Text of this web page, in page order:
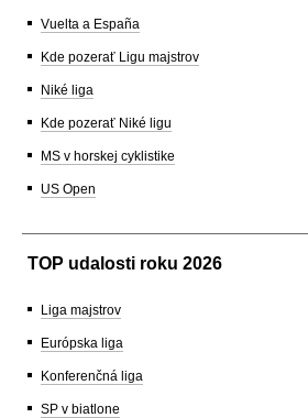
Vuelta a España
Kde pozerať Ligu majstrov
Niké liga
Kde pozerať Niké ligu
MS v horskej cyklistike
US Open
TOP udalosti roku 2026
Liga majstrov
Európska liga
Konferenčná liga
SP v biatlone